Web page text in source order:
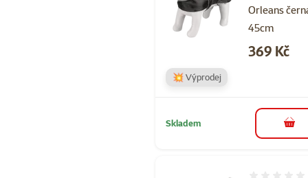
Orleans
45cm
Cena
369 Kč
💥 Výprodej
Skladem do